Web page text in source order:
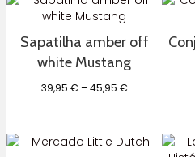
Sapatilha amber off
white Mustang
39,95 € –45,95 €Price
45,95 €